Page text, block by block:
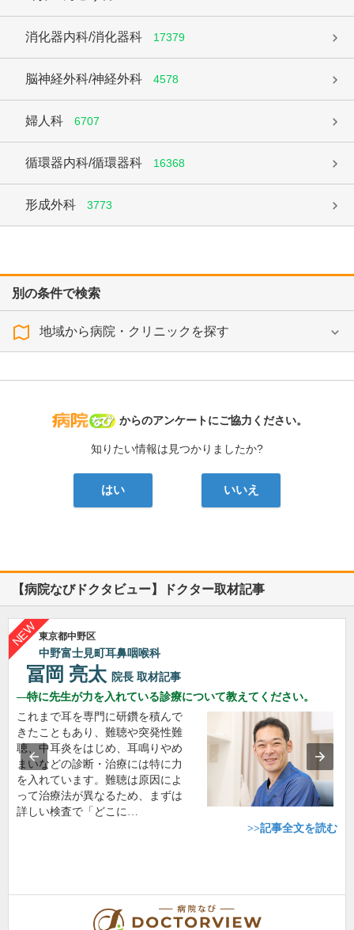
消化器内科/消化器科 17379
脳神経外科/神経外科 4578
婦人科 6707
循環器内科/循環器科 16368
形成外科 3773
別の条件で検索
地域から病院・クリニックを探す
病院なび
からのアンケートにご協力ください。
知りたい情報は見つかりましたか?
はい いいえ
【病院なびドクタビュー】ドクター取材記事
東京都中野区
中野富士見町耳鼻咽喉科
冨岡 亮太 院長 取材記事
特に先生が力を入れている診療について教えてください。
これまで耳を専門に研鑽を積んで
きたこともあり、難聴や突発性難
聴、中耳炎をはじめ、耳鳴りやめ
まいなどの診断・治療には特に力
を入れています。難聴は原因によ
って治療法が異なるため、まずは
詳しい検査で「どこに…
>>記事全文を読む